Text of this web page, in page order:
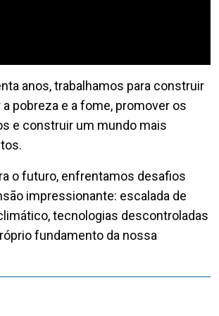
anos, trabalhamos para construir
pobreza e a fome, promover os
e construir um mundo mais
o futuro, enfrentamos desafios
impressionante: escalada de
tecnologias descontroladas
fundamento da nossa